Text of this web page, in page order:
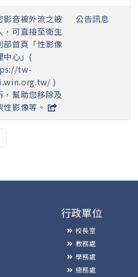
影音被外流之被
，可直接至衛生
部首頁「性影像
中心」(
tw-
)
，幫助您移除及
性影像等。
公告訊息
行政單位
校長室
教務處
學務處
總務處